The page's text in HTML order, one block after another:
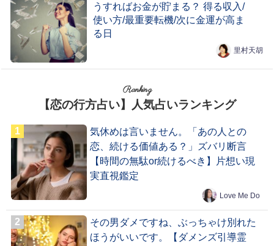
うすればお金が貯まる？ 得る収入/
使い方/最重要転機/次に金運が高ま
る日
里村天胡
Ranking
【恋の行方占い】人気占いランキング
気休めは言いません。「あの人との
恋、続ける価値ある？」ズバリ断言
【時間の無駄or続けるべき】片想い現
実直視鑑定
Love Me Do
その男ダメですね、ぶっちゃけ別れた
ほうがいいです。【ダメンズ引導霊